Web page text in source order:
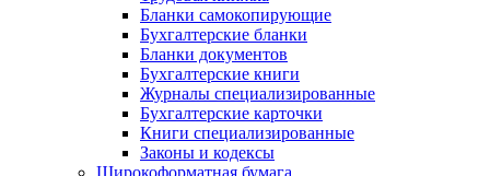
Бланки самокопирующие
Бухгалтерские бланки
Бланки документов
Бухгалтерские книги
Журналы специализированные
Бухгалтерские карточки
Книги специализированные
Законы и кодексы
Широкоформатная бумага